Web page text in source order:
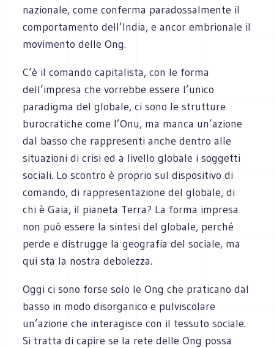
nazionale, come conferma paradossalmente il
comportamento dell’India, e ancor embrionale il
movimento delle Ong.
C’è il comando capitalista, con le forma
dell’impresa che vorrebbe essere l’unico
paradigma del globale, ci sono le strutture
burocratiche come l’Onu, ma manca un’azione
dal basso che rappresenti anche dentro alle
situazioni di crisi ed a livello globale i soggetti
sociali. Lo scontro è proprio sul dispositivo di
comando, di rappresentazione del globale, di
chi è Gaia, il pianeta Terra? La forma impresa
non può essere la sintesi del globale, perché
perde e distrugge la geografia del sociale, ma
qui sta la nostra debolezza.
Oggi ci sono forse solo le Ong che praticano dal
basso in modo disorganico e pulviscolare
un’azione che interagisce con il tessuto sociale.
Si tratta di capire se la rete delle Ong possa